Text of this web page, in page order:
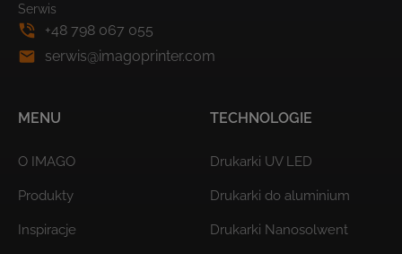
Serwis
+48 798 067 055
serwis@imagoprinter.com
MENU
O IMAGO
Produkty
Inspiracje
TECHNOLOGIE
Drukarki UV LED
Drukarki do aluminium
Drukarki Nanosolwent